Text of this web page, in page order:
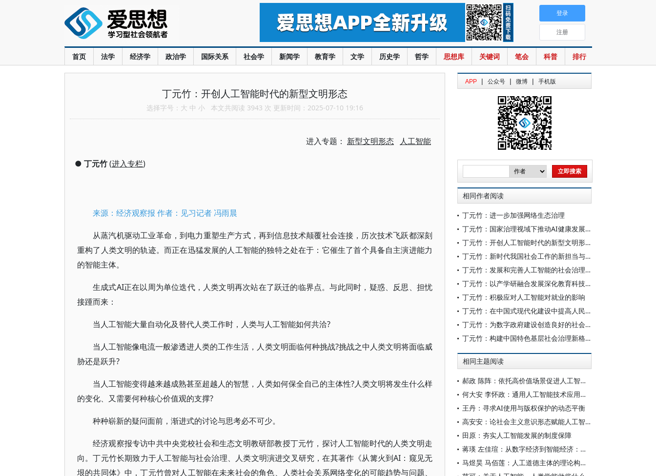
首页 法学 经济学 政治学 国际关系 社会学 新闻学 教育学 文学 历史学 哲学 思想库 关键词 笔会 科普 排行
登录
注册
丁元竹：开创人工智能时代的新型文明形态
选择字号： 大 中 小 本文共阅读 3943 次 更新时间：2025-07-10 19:16
进入专题： 新型文明形态 人工智能
● 丁元竹(进入专栏)
来源：经济观察报 作者：见习记者 冯雨晨
从蒸汽机驱动工业革命，到电力重塑生产方式，再到信息技术颠覆社会连接，历次技术飞跃都深刻
重构了人类文明的轨迹。而正在迅猛发展的人工智能的独特之处在于：它催生了首个具备自主演进能力
的智能主体。
生成式AI正在以周为单位迭代，人类文明再次站在了跃迁的临界点。与此同时，疑惑、反思、担忧
接踵而来：
当人工智能大量自动化及替代人类工作时，人类与人工智能如何共洽?
当人工智能像电流一般渗透进人类的工作生活，人类文明面临何种挑战?挑战之中人类文明将面临威
胁还是跃升?
当人工智能变得越来越成熟甚至超越人的智慧，人类如何保全自己的主体性?人类文明将发生什么样
的变化、又需要何种核心价值观的支撑?
种种崭新的疑问面前，渐进式的讨论与思考必不可少。
经济观察报专访中共中央党校社会和生态文明教研部教授丁元竹，探讨人工智能时代的人类文明走
向。丁元竹长期致力于人工智能与社会治理、人类文明演进交叉研究，在其著作《从篝火到AI：窥见无
垠的共同体》中，丁元竹曾对人工智能在未来社会的角色、人类社会关系网络变化的可能趋势与问题、
APP | 公众号 | 微博 | 手机版
相同作者阅读
丁元竹：进一步加强网络生态治理
丁元竹：国家治理视域下推动AI健康发展的体制机制构建
丁元竹：开创人工智能时代的新型文明形态
丁元竹：新时代我国社会工作的新担当与新作为
丁元竹：发展和完善人工智能的社会治理体制机制
丁元竹：以产学研融合发展深化教育科技人才体制机制一体改革
丁元竹：积极应对人工智能对就业的影响
丁元竹：在中国式现代化建设中提高人民生活品质：内在要求与实践向度
丁元竹：为数字政府建设创造良好的社会环境
丁元竹：构建中国特色基层社会治理新格局：实践、理论和政策逻辑
相同主题阅读
郝政 陈阵：依托高价值场景促进人工智能高质量数据集建设
何大安 李怀政：通用人工智能技术应用下的数字调节机制
王丹：寻求AI使用与版权保护的动态平衡
高安安：论社会主义意识形态赋能人工智能大模型“价值对齐”
田原：夯实人工智能发展的制度保障
蒋瑛 左佳瑄：从数字经济到智能经济：中国社会分层的特点与变迁
马煜昊 马佰莲：人工道德主体的理论构设与实践限度